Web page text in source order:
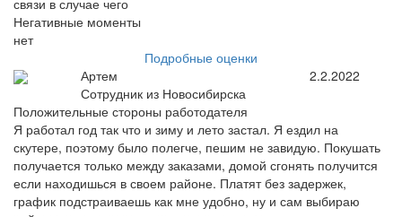
связи в случае чего
Негативные моменты
нет
Подробные оценки
Артем
Сотрудник из Новосибирска
2.2.2022
Положительные стороны работодателя
Я работал год так что и зиму и лето застал. Я ездил на
скутере, поэтому было полегче, пешим не завидую. Покушать
получается только между заказами, домой сгонять получится
если находишься в своем районе. Платят без задержек,
график подстраиваешь как мне удобно, ну и сам выбираю